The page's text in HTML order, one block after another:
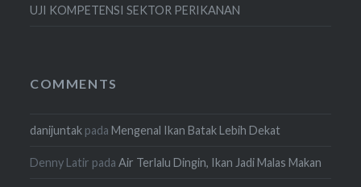
UJI KOMPETENSI SEKTOR PERIKANAN
COMMENTS
danijuntak padaMengenal Ikan Batak Lebih Dekat
Denny Latir padaAir Terlalu Dingin, Ikan Jadi Malas Makan